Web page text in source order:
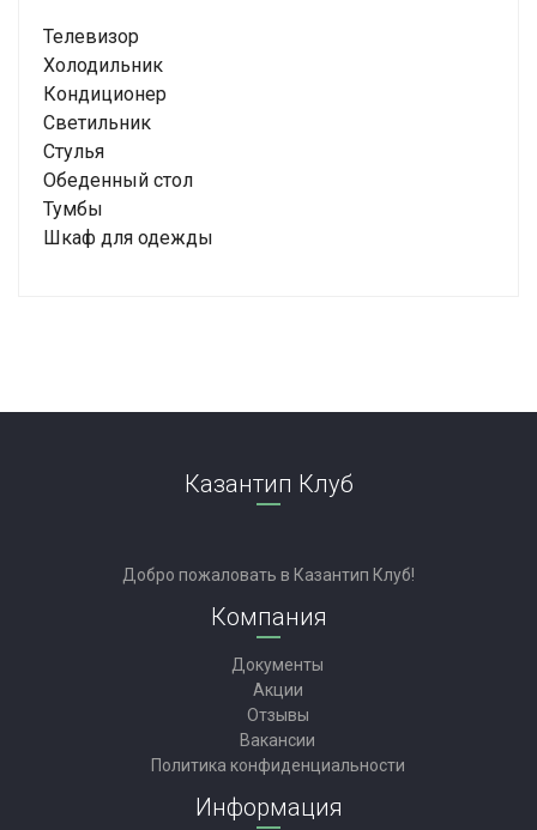
Телевизор
Холодильник
Кондиционер
Светильник
Стулья
Обеденный стол
Тумбы
Шкаф для одежды
Казантип Клуб
Добро пожаловать в Казантип Клуб!
Компания
Документы
Акции
Отзывы
Вакансии
Политика конфиденциальности
Информация